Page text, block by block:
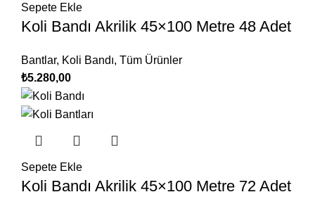
Sepete Ekle
Koli Bandı Akrilik 45×100 Metre 48 Adet
Bantlar, Koli Bandı, Tüm Ürünler
₺5.280,00
Sepete Ekle
Koli Bandı Akrilik 45×100 Metre 72 Adet